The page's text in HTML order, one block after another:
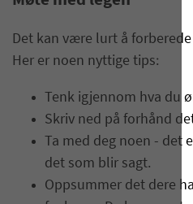
Det kan være lurt å
Her er noen nyttige tips:
Tenk igjennom hva du
Skriv ned på forhånd
Ta med deg noen - det
det som blir sagt.
Oppsummer det dere